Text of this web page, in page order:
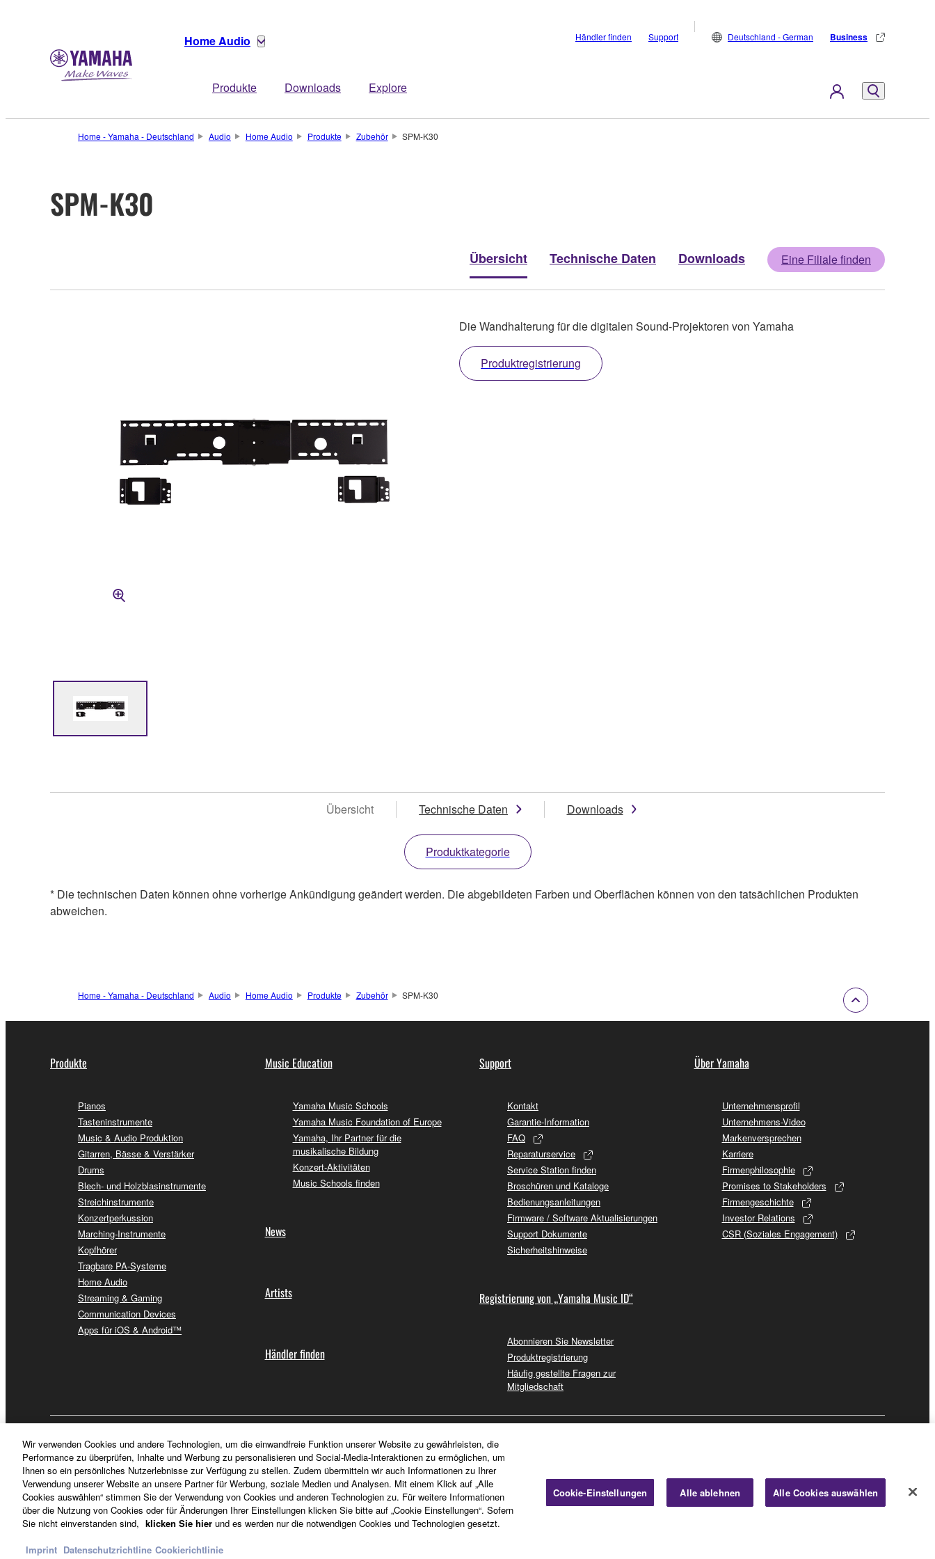
Home Audio
Produkte Downloads Explore
Händler finden Support Deutschland - German Business
Home - Yamaha - Deutschland Audio Home Audio Produkte Zubehör SPM-K30
SPM-K30
Übersicht Technische Daten Downloads Eine Filiale finden
Die Wandhalterung für die digitalen Sound-Projektoren von Yamaha
Produktregistrierung
Übersicht Technische Daten Downloads
Produktkategorie
* Die technischen Daten können ohne vorherige Ankündigung geändert werden. Die abgebildeten Farben und Oberflächen können von den tatsächlichen Produkten
abweichen.
Home - Yamaha - Deutschland Audio Home Audio Produkte Zubehör SPM-K30
Produkte
Pianos
Tasteninstrumente
Music & Audio Produktion
Gitarren, Bässe & Verstärker
Drums
Blech- und Holzblasinstrumente
Streichinstrumente
Konzertperkussion
Marching-Instrumente
Kopfhörer
Tragbare PA-Systeme
Home Audio
Streaming & Gaming
Communication Devices
Apps für iOS & Android™
Music Education
Yamaha Music Schools
Yamaha Music Foundation of Europe
Yamaha, Ihr Partner für die
musikalische Bildung
Konzert-Aktivitäten
Music Schools finden
News
Artists
Händler finden
Support
Kontakt
Garantie-Information
FAQ
Reparaturservice
Service Station finden
Broschüren und Kataloge
Bedienungsanleitungen
Firmware / Software Aktualisierungen
Support Dokumente
Sicherheitshinweise
Registrierung von „Yamaha Music ID“
Abonnieren Sie Newsletter
Produktregistrierung
Häufig gestellte Fragen zur
Mitgliedschaft
Über Yamaha
Unternehmensprofil
Unternehmens-Video
Markenversprechen
Karriere
Firmenphilosophie
Promises to Stakeholders
Firmengeschichte
Investor Relations
CSR (Soziales Engagement)
Wir verwenden Cookies und andere Technologien, um die einwandfreie Funktion unserer Website zu gewährleisten, die
Performance zu überprüfen, Inhalte und Werbung zu personalisieren und Social-Media-Interaktionen zu ermöglichen, um
Ihnen so ein persönliches Nutzerlebnisse zur Verfügung zu stellen. Zudem übermitteln wir auch Informationen zu Ihrer
Verwendung unserer Website an unsere Partner für Werbung, soziale Medien und Analysen. Mit einem Klick auf „Alle
Cookies auswählen“ stimmen Sie der Verwendung von Cookies und anderen Technologien zu. Für weitere Informationen
über die Nutzung von Cookies oder für Änderungen Ihrer Einstellungen klicken Sie bitte auf „Cookie Einstellungen“. Sofern
Sie nicht einverstanden sind, klicken Sie hier und es werden nur die notwendigen Cookies und Technologien gesetzt.
Imprint Datenschutzrichtline Cookierichtlinie
Cookie-Einstellungen Alle ablehnen Alle Cookies auswählen